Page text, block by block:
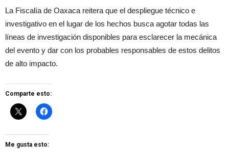
La Fiscalía de Oaxaca reitera que el despliegue técnico e
investigativo en el lugar de los hechos busca agotar todas las
líneas de investigación disponibles para esclarecer la mecánica
del evento y dar con los probables responsables de estos delitos
de alto impacto.
Comparte esto:
Me gusta esto: